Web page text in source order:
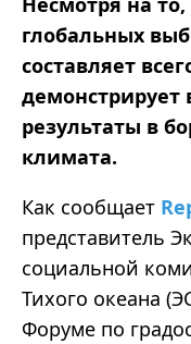
глобальных
составляет
результаты в
климата.
Как сообщает
представитель
социальной
Тихого океана
Форуме по